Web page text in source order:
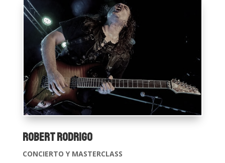
Robert Rodrigo
CONCIERTO Y MASTERCLASS